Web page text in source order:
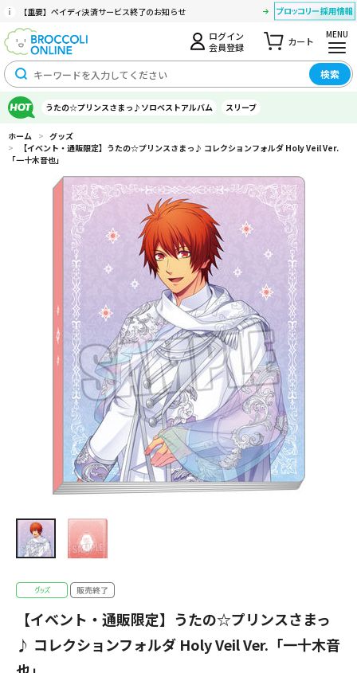
【重要】ペイディ決済サービス終了のお知らせ
ログイン
会員登録
カート
MENU
検索
うたの☆プリンスさまっ♪ソロベストアルバム スリーブ
ホーム > グッズ
>
【イベント・通販限定】うたの☆プリンスさまっ♪ コレクションフォルダ Holy Veil Ver.
「一十木音也」
【イベント・通販限定】うたの☆プリンスさまっ
♪ コレクションフォルダ Holy Veil Ver.「一十木音